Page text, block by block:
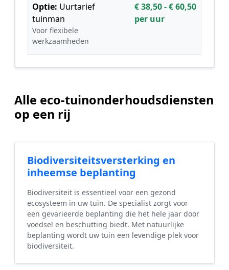
Optie: Uurtarief
tuinman
Voor flexibele
werkzaamheden
€ 38,50 - € 60,50
per uur
Alle eco-tuinonderhoudsdiensten
op een rij
Biodiversiteitsversterking en
inheemse beplanting
Biodiversiteit is essentieel voor een gezond
ecosysteem in uw tuin. De specialist zorgt voor
een gevarieerde beplanting die het hele jaar door
voedsel en beschutting biedt. Met natuurlijke
beplanting wordt uw tuin een levendige plek voor
biodiversiteit.